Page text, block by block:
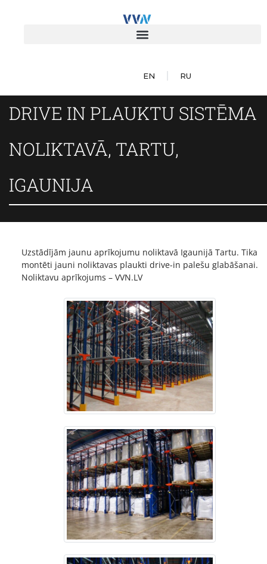
EN RU
DRIVE IN PLAUKTU SISTĒMA
NOLIKTAVĀ, TARTU,
IGAUNIJA
Uzstādījām jaunu aprīkojumu noliktavā Igaunijā Tartu. Tika
montēti jauni noliktavas plaukti drive-in palešu glabāšanai.
Noliktavu aprīkojums – VVN.LV